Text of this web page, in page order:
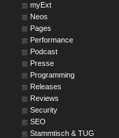
myExt
Neos
Pages
Performance
Podcast
Presse
Programming
Releases
Reviews
Security
SEO
Stammtisch & TUG